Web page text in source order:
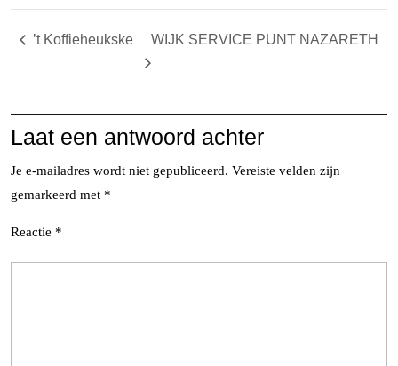
’t Koffieheukske WIJK SERVICE PUNT NAZARETH
Laat een antwoord achter
Je e-mailadres wordt niet gepubliceerd. Vereiste velden zijn
gemarkeerd met *
Reactie *